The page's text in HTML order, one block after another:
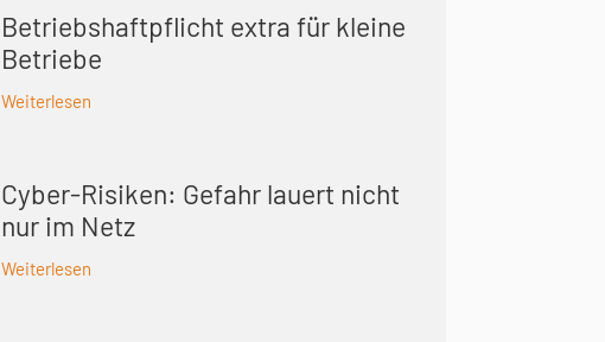
Betriebshaft­pflicht extra für kleine
Betriebe
Weiterlesen
Cyber-Risiken: Gefahr lauert nicht
nur im Netz
Weiterlesen